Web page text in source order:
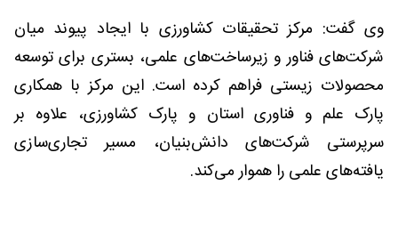
وی گفت: مرکز تحقیقات کشاورزی با ایجاد پیوند میان
شرکت‌های فناور و زیرساخت‌های علمی، بستری برای توسعه
محصولات زیستی فراهم کرده است. این مرکز با همکاری
پارک علم و فناوری استان و پارک کشاورزی، علاوه بر
سرپرستی شرکت‌های دانش‌بنیان، مسیر تجاری‌سازی
یافته‌های علمی را هموار می‌کند.